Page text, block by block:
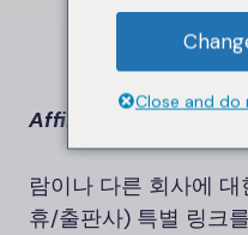
Affiliate 제품/서비스
람이나 다른 회사에
휴/출판사) 특별 링크
Close and do